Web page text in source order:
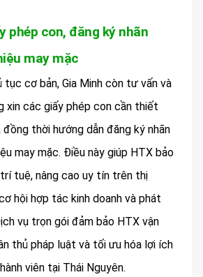
phép con, đăng ký nhãn
may mặc
tục cơ bản, Gia Minh còn tư vấn và
xin các giấy phép con cần thiết
đồng thời hướng dẫn đăng ký nhãn
may mặc. Điều này giúp HTX bảo
tuệ, nâng cao uy tín trên thị
hội hợp tác kinh doanh và phát
vụ trọn gói đảm bảo HTX vận
thủ pháp luật và tối ưu hóa lợi ích
viên tại Thái Nguyên.